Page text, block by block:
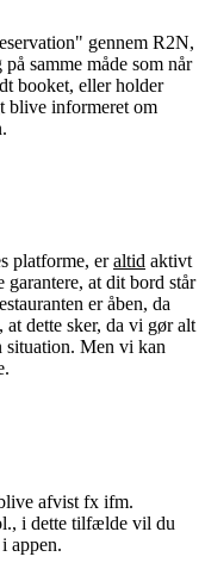
gennem R2N,
samme måde som når
booket, eller holder
blive informeret om
platforme, eraltid aktivt
at dit bord står
er åben, da
dette sker, da vi gør alt
situation. Men vi kan
afvist fx ifm.
i dette tilfælde vil du
appen.